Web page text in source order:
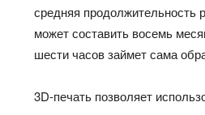
средняя продолжительность
может составить восемь
шести часов займет сама
3D-печать позволяет